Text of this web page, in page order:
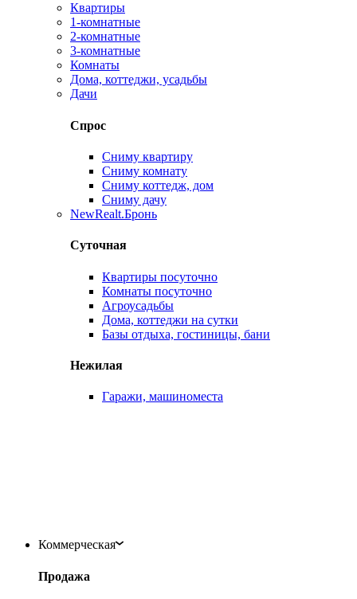
Квартиры
1-комнатные
2-комнатные
3-комнатные
Комнаты
Дома, коттеджи, усадьбы
Дачи
Спрос
Сниму квартиру
Сниму комнату
Сниму коттедж, дом
Сниму дачу
NewRealt.Бронь
Суточная
Квартиры посуточно
Комнаты посуточно
Агроусадьбы
Дома, коттеджи на сутки
Базы отдыха, гостиницы, бани
Нежилая
Гаражи, машиноместа
Коммерческая
Продажа